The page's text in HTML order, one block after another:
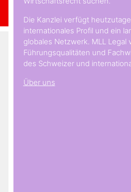
Die Kanzlei verfügt
internationales Profil und ein
globales Netzwerk. MLL Legal
Führungsqualitäten und
des Schweizer und
Über uns